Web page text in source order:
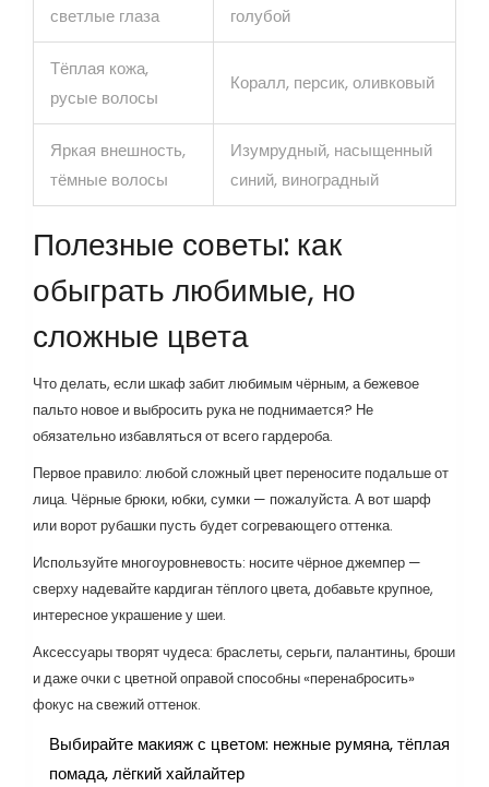
светлые глаза
голубой
Тёплая кожа,
русые волосы
Коралл, персик, оливковый
Яркая внешность,
тёмные волосы
Изумрудный, насыщенный
синий, виноградный
Полезные советы: как
обыграть любимые, но
сложные цвета
Что делать, если шкаф забит любимым чёрным, а бежевое
пальто новое и выбросить рука не поднимается? Не
обязательно избавляться от всего гардероба.
Первое правило: любой сложный цвет переносите подальше от
лица. Чёрные брюки, юбки, сумки — пожалуйста. А вот шарф
или ворот рубашки пусть будет согревающего оттенка.
Используйте многоуровневость: носите чёрное джемпер —
сверху надевайте кардиган тёплого цвета, добавьте крупное,
интересное украшение у шеи.
Аксессуары творят чудеса: браслеты, серьги, палантины, броши
и даже очки с цветной оправой способны «перенабросить»
фокус на свежий оттенок.
Выбирайте макияж с цветом: нежные румяна, тёплая
помада, лёгкий хайлайтер